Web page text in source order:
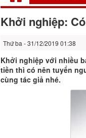
Khởi nghiệp:
Thứ ba - 31/12/2019 01:38
Khởi nghiệp với nhiều
tiền thì có nên tuyển
cùng tác giả nhé.